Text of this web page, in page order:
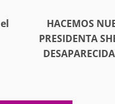
HACEMOS
PRESIDENTA
30 enero